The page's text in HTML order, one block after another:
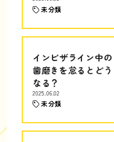
未分類
インビザライン中の
歯磨きを怠るとどう
なる？
2025.06.02
未分類